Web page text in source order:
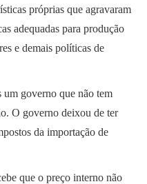
próprias que agravaram
adequadas para produção
e demais políticas de
governo que não tem
O governo deixou de ter
da importação de
que o preço interno não